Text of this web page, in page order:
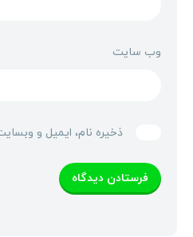
وب‌ سایت
ذخیره نام، ایمیل و